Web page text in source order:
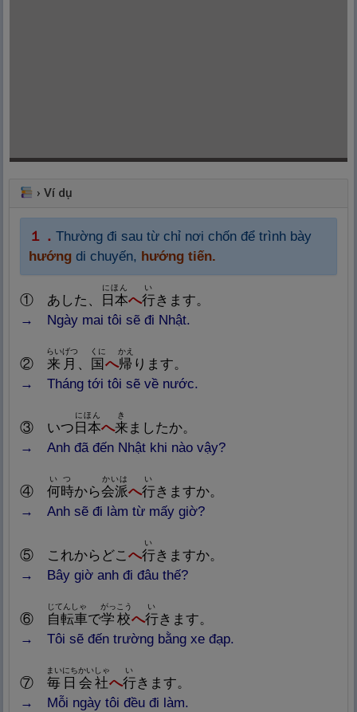
›Ví dụ
１． Thường đi sau từ chỉ nơi chốn để trình bày
hướng di chuyến, hướng tiến.
① あした、 日 本
にほん
へ行
HÀNH, HẠNH, HÀNG,
HẠNG
い
きます。
→ Ngàymai tôi sẽ đi Nhật.
② 来 月
らいげつ
、 国
nhà
くに
へ帰
かえ
ります。
→ Thángtới tôi sẽ về nước.
③ いつ 日 本
にほん
へ来
き
ましたか。
→ Anh đã đến Nhật khi nào vậy?
④ 何時
いつ
から会派
かいは
へ行
HÀNH, HẠNH, HÀNG,
い
きますか。
→ Anh sẽ đi làm từ mấy giờ?
⑤ これからどこへ行
HÀNH, HẠNH, HÀNG,
HẠNG
い
きますか。
→ Bâygiờ anh đi đâu thế?
⑥ 自転車
じてんしゃ
で学校
がっこう
へ行
HÀNH, HẠNH, HÀNG,
HẠNG
い
きます。
→ Tôi sẽ đến trường bằng xe đạp.
⑦ 毎 日会社
まいにちかいしゃ
へ行
HÀNH, HẠNH, HÀNG,
HẠNG
い
きます。
→ Mỗi ngày tôi đều đi làm.